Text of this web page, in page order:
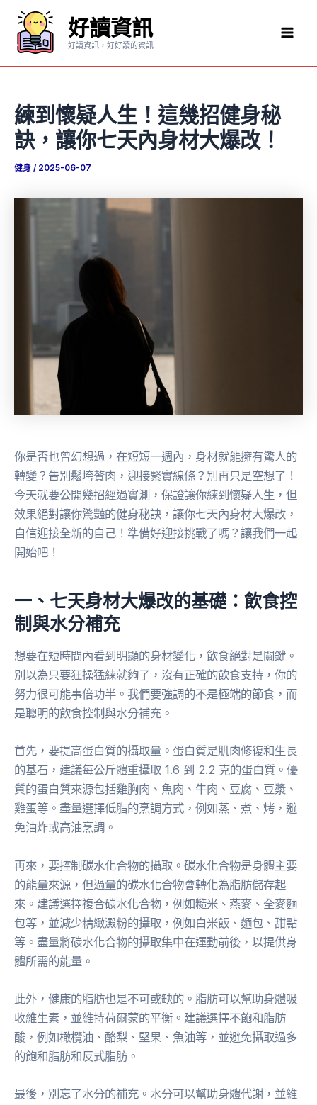
要
好讀資訊
好讀資訊，好好讀的資訊
練到懷疑人生！這幾招健身秘
訣，讓你七天內身材大爆改！
健身 / 2025-06-07
你是否也曾幻想過，在短短一週內，身材就能擁有驚人的
轉變？告別鬆垮贅肉，迎接緊實線條？別再只是空想了！
今天就要公開幾招經過實測，保證讓你練到懷疑人生，但
效果絕對讓你驚豔的健身秘訣，讓你七天內身材大爆改，
自信迎接全新的自己！準備好迎接挑戰了嗎？讓我們一起
開始吧！
一、七天身材大爆改的基礎：飲食控
制與水分補充
想要在短時間內看到明顯的身材變化，飲食絕對是關鍵。
別以為只要狂操猛練就夠了，沒有正確的飲食支持，你的
努力很可能事倍功半。我們要強調的不是極端的節食，而
是聰明的飲食控制與水分補充。
首先，要提高蛋白質的攝取量。蛋白質是肌肉修復和生長
的基石，建議每公斤體重攝取 1.6 到 2.2 克的蛋白質。優
質的蛋白質來源包括雞胸肉、魚肉、牛肉、豆腐、豆漿、
雞蛋等。盡量選擇低脂的烹調方式，例如蒸、煮、烤，避
免油炸或高油烹調。
再來，要控制碳水化合物的攝取。碳水化合物是身體主要
的能量來源，但過量的碳水化合物會轉化為脂肪儲存起
來。建議選擇複合碳水化合物，例如糙米、燕麥、全麥麵
包等，並減少精緻澱粉的攝取，例如白米飯、麵包、甜點
等。盡量將碳水化合物的攝取集中在運動前後，以提供身
體所需的能量。
此外，健康的脂肪也是不可或缺的。脂肪可以幫助身體吸
收維生素，並維持荷爾蒙的平衡。建議選擇不飽和脂肪
酸，例如橄欖油、酪梨、堅果、魚油等，並避免攝取過多
的飽和脂肪和反式脂肪。
最後，別忘了水分的補充。水分可以幫助身體代謝，並維